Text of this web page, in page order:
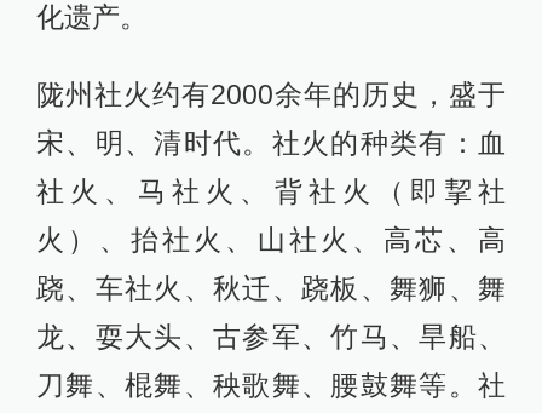
化遗产。
陇州社火约有2000余年的历史，盛于
宋、明、清时代。社火的种类有：血
社火、马社火、背社火（即挈社
火）、抬社火、山社火、高芯、高
跷、车社火、秋迁、跷板、舞狮、舞
龙、耍大头、古参军、竹马、旱船、
刀舞、棍舞、秧歌舞、腰鼓舞等。社